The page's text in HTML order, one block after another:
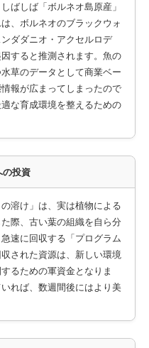
ばしば「ボルネオ島原産」
、ボルネオのブラックウォ
ダダニオ・アクセルロデ
すると推測されます。魚の
草のデータとして商業ベー
報が広まってしまったので
な育成環境を整えるための
の投資
溶け」は、実は植物による
際、古い葉の組織を自ら分
速に回収する「プログラム
された資源は、新しい環境
るための軍資金となりま
れば、数週間後にはより美